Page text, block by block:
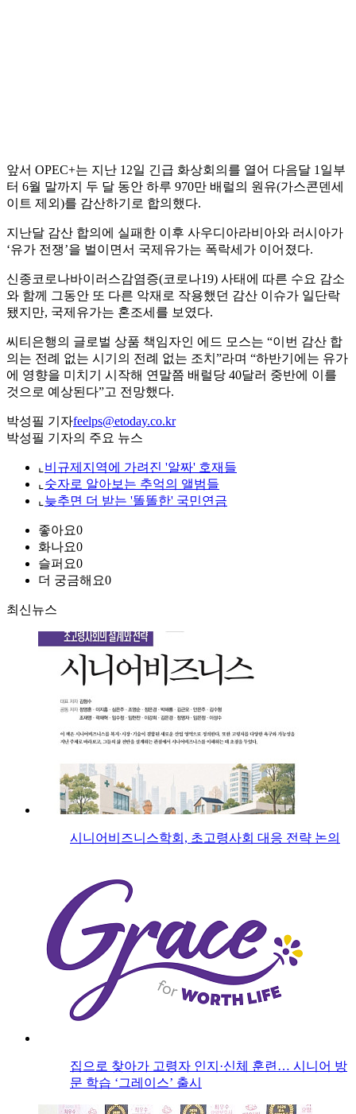
앞서 OPEC+는 지난 12일 긴급 화상회의를 열어 다음달 1일부
터 6월 말까지 두 달 동안 하루 970만 배럴의 원유(가스콘덴세
이트 제외)를 감산하기로 합의했다.
지난달 감산 합의에 실패한 이후 사우디아라비아와 러시아가
‘유가 전쟁’을 벌이면서 국제유가는 폭락세가 이어졌다.
신종코로나바이러스감염증(코로나19) 사태에 따른 수요 감소
와 함께 그동안 또 다른 악재로 작용했던 감산 이슈가 일단락
됐지만, 국제유가는 혼조세를 보였다.
씨티은행의 글로벌 상품 책임자인 에드 모스는 “이번 감산 합
의는 전례 없는 시기의 전례 없는 조치”라며 “하반기에는 유가
에 영향을 미치기 시작해 연말쯤 배럴당 40달러 중반에 이를
것으로 예상된다”고 전망했다.
박성필 기자feelps@etoday.co.kr
박성필 기자의 주요 뉴스
⌞ 비규제지역에 가려진 '알짜' 호재들
⌞ 숫자로 알아보는 추억의 앨범들
⌞ 늦추면 더 받는 '똘똘한' 국민연금
좋아요0
화나요0
슬퍼요0
더 궁금해요0
최신뉴스
시니어비즈니스학회, 초고령사회 대응 전략 논의
집으로 찾아가 고령자 인지·신체 훈련… 시니어 방
문 학습 ‘그레이스’ 출시